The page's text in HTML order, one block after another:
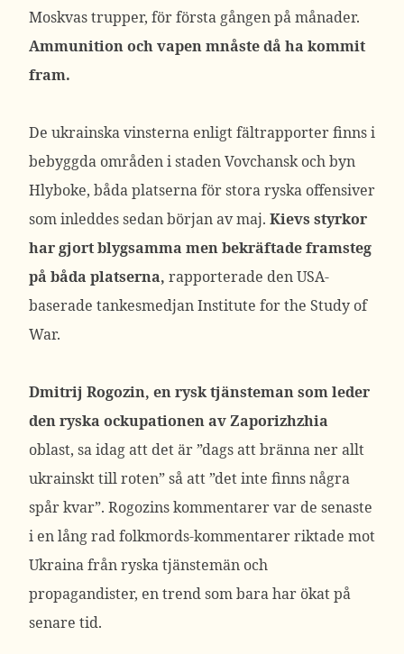
Moskvas trupper, för första gången på månader.
Ammunition och vapen mnåste då ha kommit
fram.
De ukrainska vinsterna enligt fältrapporter finns i
bebyggda områden i staden Vovchansk och byn
Hlyboke, båda platserna för stora ryska offensiver
som inleddes sedan början av maj. Kievs styrkor
har gjort blygsamma men bekräftade framsteg
på båda platserna, rapporterade den USA-
baserade tankesmedjan Institute for the Study of
War.
Dmitrij Rogozin, en rysk tjänsteman som leder
den ryska ockupationen av Zaporizhzhia
oblast, sa idag att det är ”dags att bränna ner allt
ukrainskt till roten” så att ”det inte finns några
spår kvar”. Rogozins kommentarer var de senaste
i en lång rad folkmords-kommentarer riktade mot
Ukraina från ryska tjänstemän och
propagandister, en trend som bara har ökat på
senare tid.